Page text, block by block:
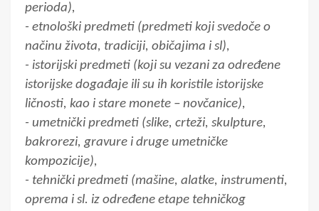
perioda),
- etnološki predmeti (predmeti koji svedoče o
načinu života, tradiciji, običajima i sl),
- istorijski predmeti (koji su vezani za određene
istorijske događaje ili su ih koristile istorijske
ličnosti, kao i stare monete – novčanice),
- umetnički predmeti (slike, crteži, skulpture,
bakrorezi, gravure i druge umetničke
kompozicije),
- tehnički predmeti (mašine, alatke, instrumenti,
oprema i sl. iz određene etape tehničkog